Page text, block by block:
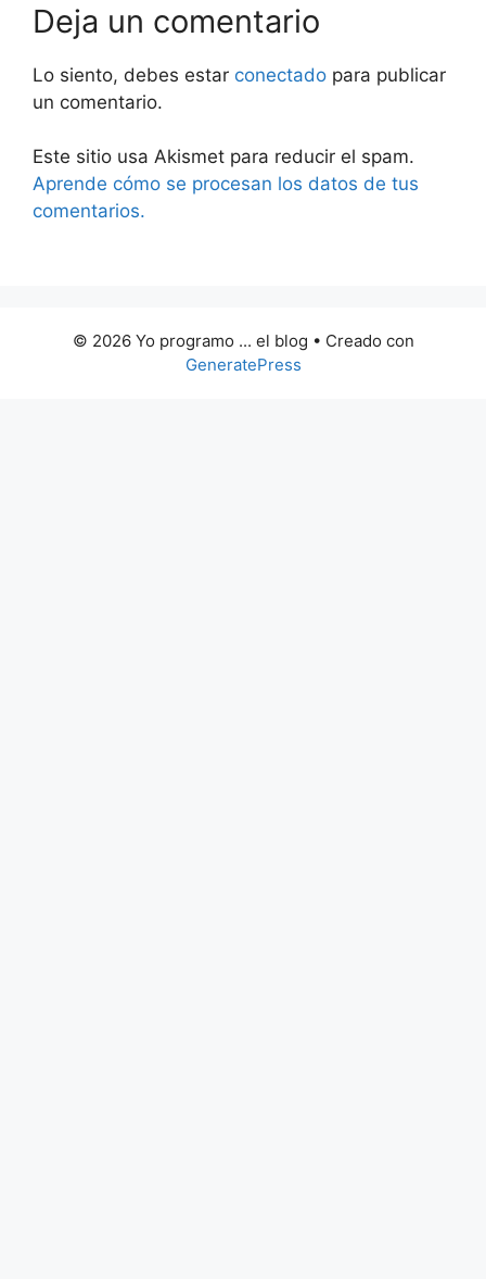
Deja un comentario
Lo siento, debes estar conectado para publicar
un comentario.
Este sitio usa Akismet para reducir el spam.
Aprende cómo se procesan los datos de tus
comentarios.
© 2026 Yo programo ... el blog • Creado con
GeneratePress